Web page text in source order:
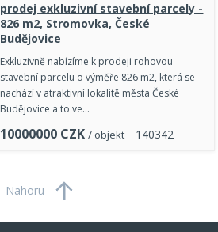
prodej exkluzivní stavební parcely -
826 m2, Stromovka, České
Budějovice
Exkluzivně nabízíme k prodeji rohovou
stavební parcelu o výměře 826 m2, která se
nachází v atraktivní lokalitě města České
Budějovice a to ve…
10000000 CZK / objekt 1 40342
Nahoru